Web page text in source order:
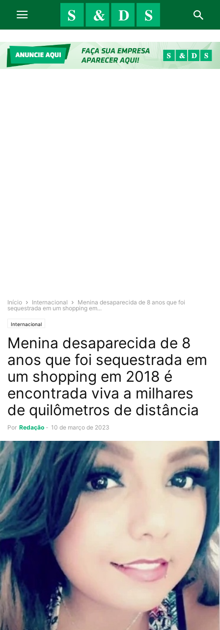
Início Internacional
Menina desaparecida de 8 anos que foi
sequestrada em um shopping em...
Internacional
Menina desaparecida de 8
anos que foi sequestrada em
um shopping em 2018 é
encontrada viva a milhares
de quilômetros de distância
Por Redação - 10 de março de 2023